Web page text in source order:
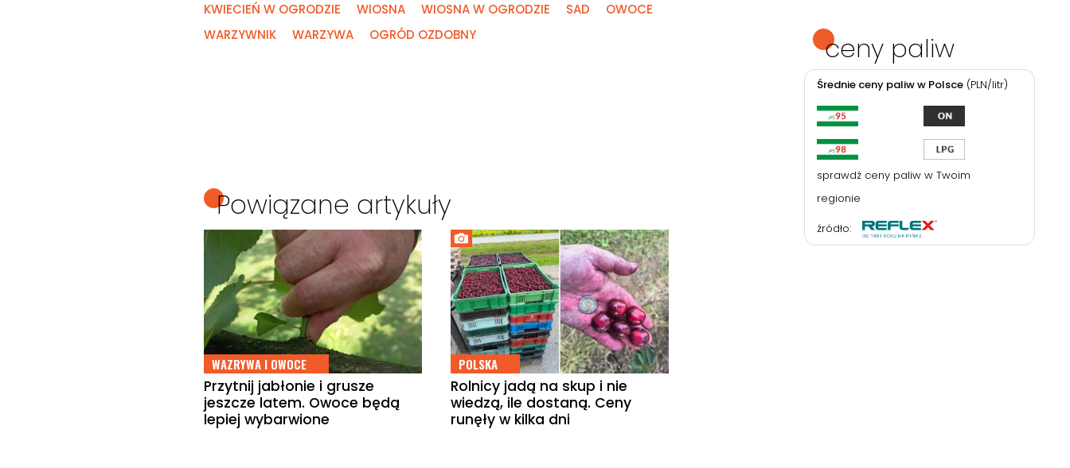
KWIECIEŃ W OGRODZIE
WIOSNA WIOSNA W OGRODZIE SAD
OWOCE
WARZYWNIK
WARZYWA OGRÓD OZDOBNY
Powiązane artykuły
WAZRYWA I OWOCE
Przytnij jabłonie i grusze
jeszcze latem. Owoce będą
lepiej wybarwione
POLSKA
Rolnicy jadą na skup i nie
wiedzą, ile dostaną. Ceny
runęły w kilka dni
ceny paliw
Średnie ceny paliw w Polsce(PLN/litr)
sprawdź ceny paliw w Twoim
regionie
źródło: